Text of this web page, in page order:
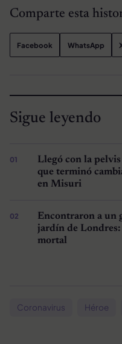
Comparte esta
Facebook WhatsApp
Sigue leyendo
Llegó con la
que terminó
en Misuri
Encontraron a un
jardín de Londres:
mortal
Coronavirus Héroe